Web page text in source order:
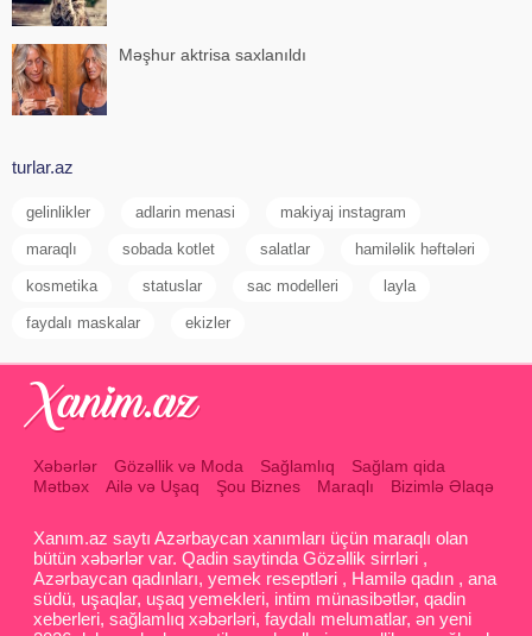
Məşhur aktrisa saxlanıldı
turlar.az
gelinlikler adlarin menasi makiyaj instagram
maraqlı sobada kotlet salatlar hamiləlik həftələri
kosmetika statuslar sac modelleri layla
faydalı maskalar ekizler
Xəbərlər Gözəllik və Moda Sağlamlıq
Sağlam qida
Mətbəx
Ailə və Uşaq Şou Biznes Maraqlı Bizimlə Əlaqə
Xanım.az saytı Azərbaycan xanımları üçün maraqlı olan
bütün xəbərlər var. Qadin saytinda Gözəllik sirrləri ,
Azərbaycan qadınları, yemek reseptləri , Hamilə qadın , ana
südü, uşaqlar, uşaq yemekleri, intim münasibətlər, qadin
xeberleri, sağlamlıq xəbərləri, faydalı melumatlar, ən yeni